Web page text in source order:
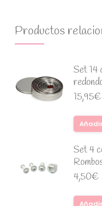
Productos
Set 14
15,95€
Set 4
4,50€